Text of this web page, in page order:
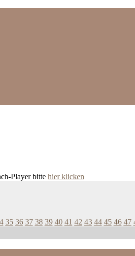
Player bitte hier klicken
35 36 37 38 39 40 41 42 43 44 45 46 47